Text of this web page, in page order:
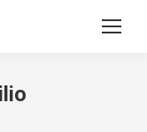
Search: